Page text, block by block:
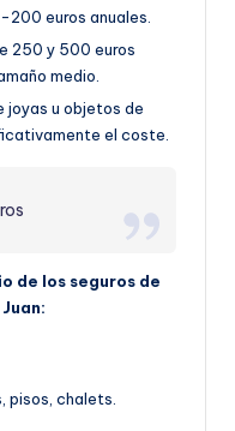
200 euros anuales.
250 y 500 euros
medio.
joyas u objetos de
el coste.
de los seguros de
pisos, chalets.